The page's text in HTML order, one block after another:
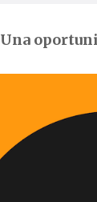
Una